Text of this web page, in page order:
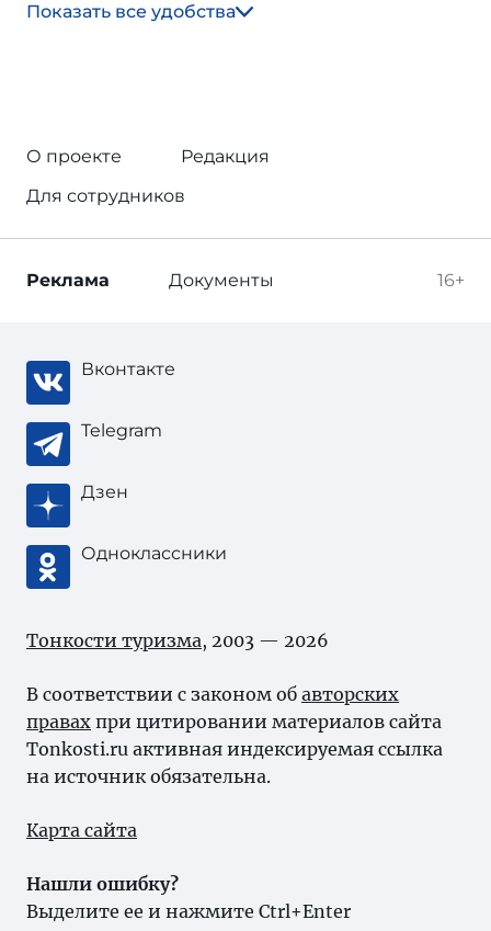
Показать все удобства
О проекте
Редакция
Для сотрудников
16+
Реклама Документы
Вконтакте
Telegram
Дзен
Одноклассники
Тонкости туризма, 2003 — 2026
В соответствии с законом об авторских
правах при цитировании материалов сайта
Tonkosti.ru активная индексируемая ссылка
на источник обязательна.
Карта сайта
Нашли ошибку?
Выделите ее и нажмите Ctrl+Enter